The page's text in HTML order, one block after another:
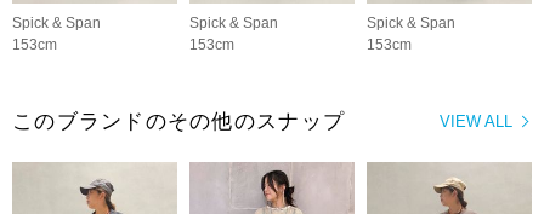
Spick & Span
153cm
Spick & Span
153cm
Spick & Span
153cm
VIEW ALL
このブランドのその他のスナップ